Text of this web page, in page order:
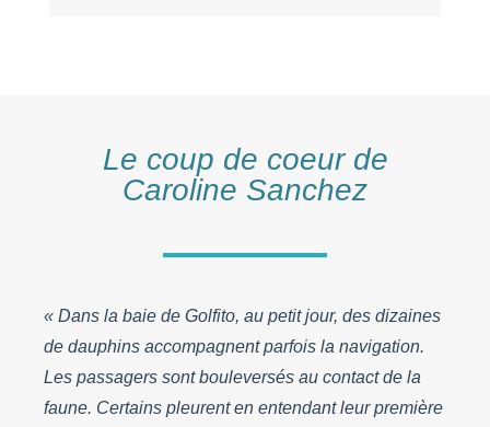
Le coup de coeur de
Caroline Sanchez
« Dans la baie de Golfito, au petit jour, des dizaines
de dauphins accompagnent parfois la navigation.
Les passagers sont bouleversés au contact de la
faune. Certains pleurent en entendant leur première